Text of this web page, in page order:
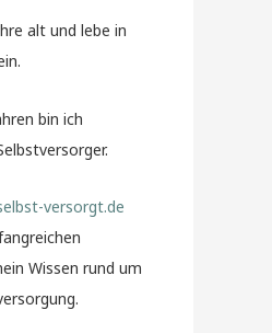
alt und lebe in
bin ich
versorgt.de
Wissen rund um